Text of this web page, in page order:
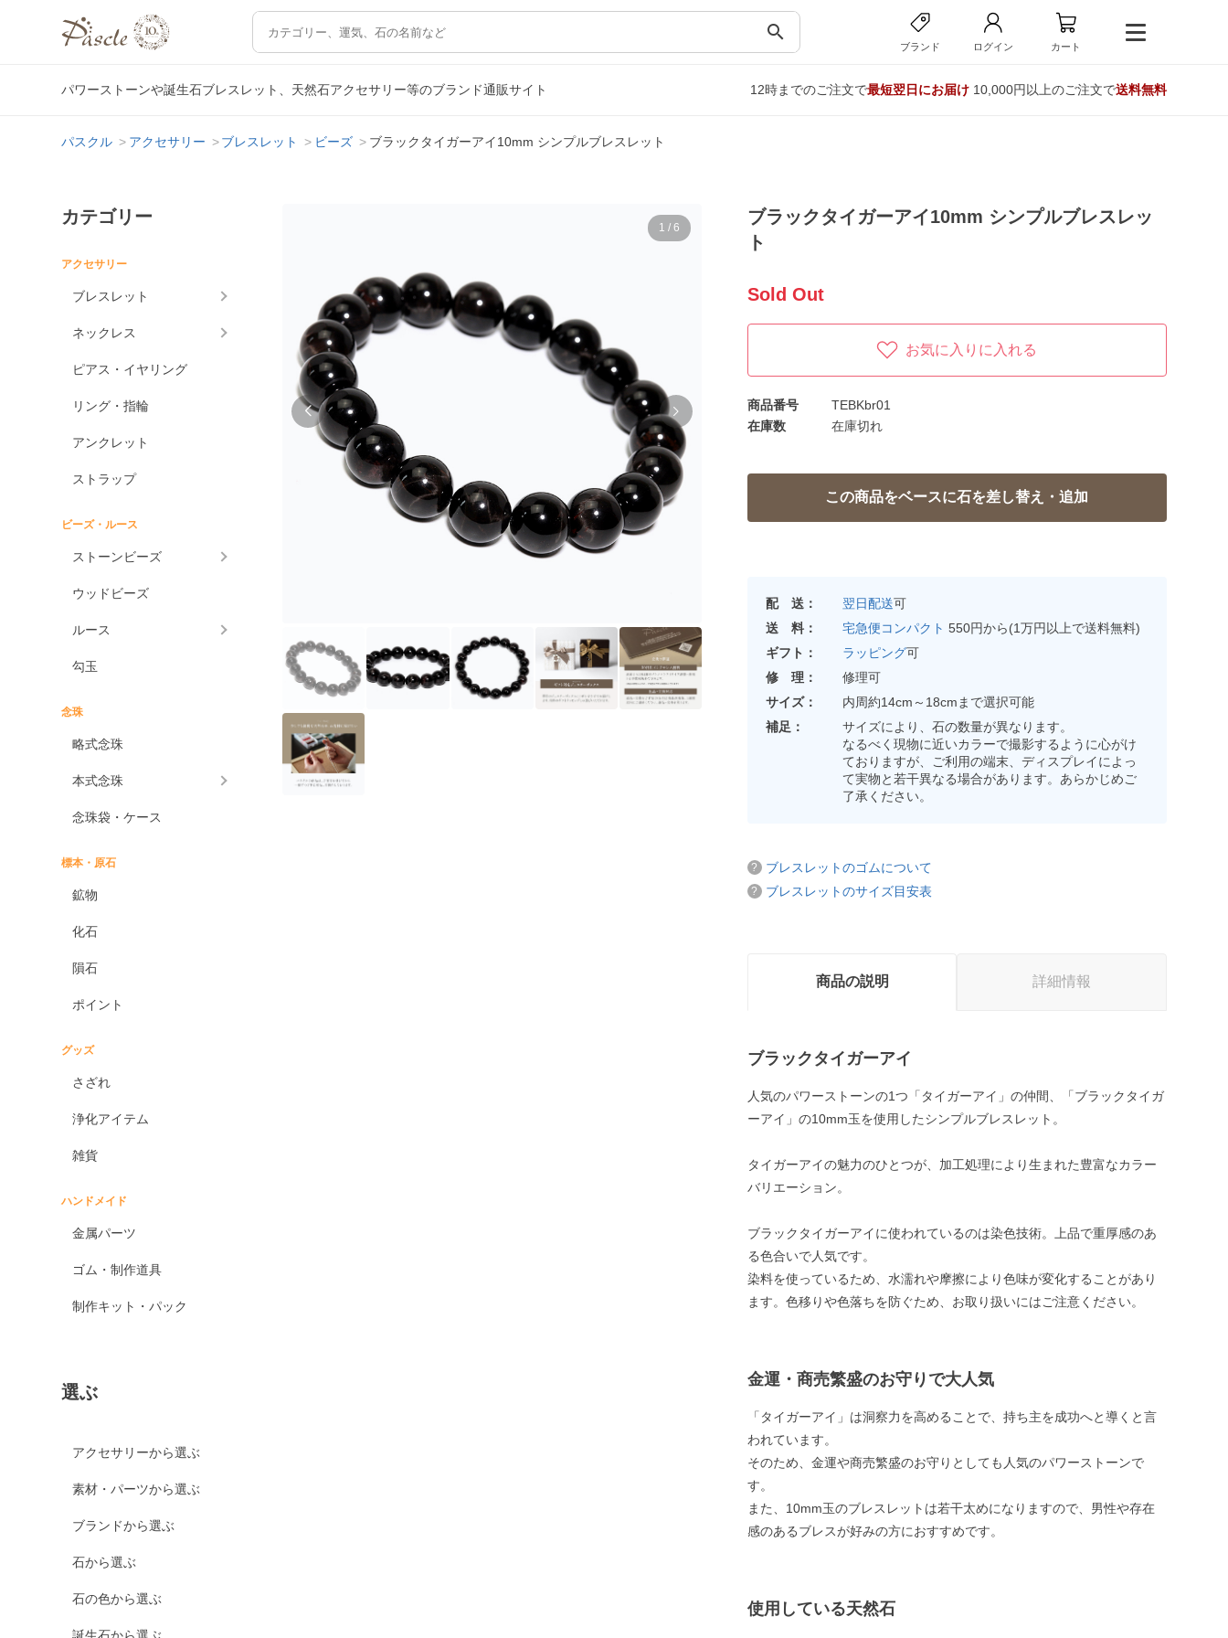
search
ブランド ログイン カート
パワーストーンや誕生石ブレスレット、天然石アクセサリー等のブランド通販サイト 12時までのご注文で最短翌日にお届け10,000円以上のご注文で送料無料
パスクル アクセサリー ブレスレット ビーズ ブラックタイガーアイ10mm シンプルブレスレット
カテゴリー
アクセサリー
ブレスレット
ネックレス
ピアス・イヤリング
リング・指輪
アンクレット
ストラップ
ビーズ・ルース
ストーンビーズ
ウッドビーズ
ルース
勾玉
念珠
略式念珠
本式念珠
念珠袋・ケース
標本・原石
鉱物
化石
隕石
ポイント
グッズ
さざれ
浄化アイテム
雑貨
ハンドメイド
金属パーツ
ゴム・制作道具
制作キット・パック
選ぶ
アクセサリーから選ぶ
素材・パーツから選ぶ
ブランドから選ぶ
石から選ぶ
石の色から選ぶ
1 / 6
ブラックタイガーアイ10mm シンプルブレスレッ
ト
Sold Out
お気に入りに入れる
商品番号
TEBKbr01
在庫数
在庫切れ
配 送： 翌日配送可
送 料：
宅急便コンパクト 550円から(1万円以上で送料無料)
ギフト：
ラッピング可
修 理：
修理可
サイズ：
内周約14cm～18cmまで選択可能
補足：
サイズにより、石の数量が異なります。
なるべく現物に近いカラーで撮影するように心がけ
ておりますが、ご利用の端末、ディスプレイによっ
て実物と若干異なる場合があります。あらかじめご
了承ください。
ブレスレットのゴムについて
ブレスレットのサイズ目安表
商品の説明 詳細情報
ブラックタイガーアイ
人気のパワーストーンの1つ「タイガーアイ」の仲間、「ブラックタイガ
ーアイ」の10mm玉を使用したシンプルブレスレット。
タイガーアイの魅力のひとつが、加工処理により生まれた豊富なカラー
バリエーション。
ブラックタイガーアイに使われているのは染色技術。上品で重厚感のあ
る色合いで人気です。
染料を使っているため、水濡れや摩擦により色味が変化することがあり
ます。色移りや色落ちを防ぐため、お取り扱いにはご注意ください。
金運・商売繁盛のお守りで大人気
「タイガーアイ」は洞察力を高めることで、持ち主を成功へと導くと言
われています。
そのため、金運や商売繁盛のお守りとしても人気のパワーストーンで
す。
また、10mm玉のブレスレットは若干太めになりますので、男性や存在
感のあるブレスが好みの方におすすめです。
使用している天然石